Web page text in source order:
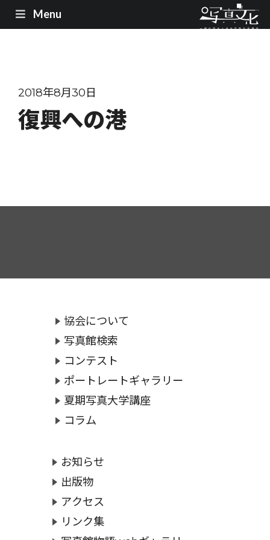
Menu
2018年8月30日
復興への港
協会について
写真館検索
コンテスト
ポートレートギャラリー
夏期写真大学講座
コラム
お知らせ
出版物
アクセス
リンク集